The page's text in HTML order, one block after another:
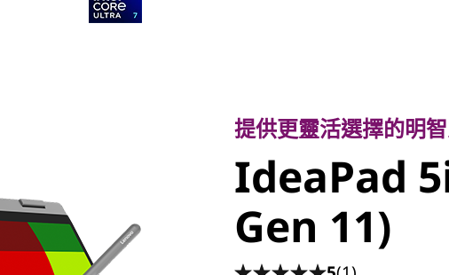
IdeaPad 5i
(15" Gen
提供更靈活選擇的明
IdeaPad
Gen 11)